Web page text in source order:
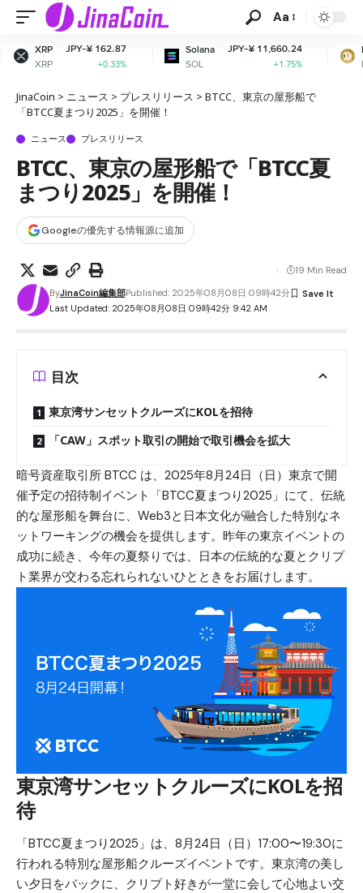
Aa
162.87
+0.33%
Solana
SOL
JPY-¥ 11,660.24
+1.75%
Dogecoin
DOGE
JPY-¥
JinaCoin > ニュース > プレスリリース > BTCC、東京の屋形船で
「BTCC夏まつり2025」を開催！
ニュース プレスリリース
BTCC、東京の屋形船で「BTCC夏
まつり2025」を開催！
Googleの優先する情報源に追加
Last Updated: 2025年08月08日 09時42分 9:42 AM
ByJinaCoin編集部Published: 2025年08月08日 09時42分
19 Min Read
目次
東京湾サンセットクルーズにKOLを招待
「CAW」スポット取引の開始で取引機会を拡大
暗号資産取引所 BTCC は、2025年8月24日（日）東京で開
催予定の招待制イベント「BTCC夏まつり2025」にて、伝統
的な屋形船を舞台に、Web3と日本文化が融合した特別なネ
ットワーキングの機会を提供します。昨年の東京イベントの
成功に続き、今年の夏祭りでは、日本の伝統的な夏とクリプ
ト業界が交わる忘れられないひとときをお届けします。
東京湾サンセットクルーズにKOLを招
待
「BTCC夏まつり2025」は、8月24日（日）17:00〜19:30に
行われる特別な屋形船クルーズイベントです。東京湾の美し
い夕日をバックに、クリプト好きが一堂に会して心地よい交